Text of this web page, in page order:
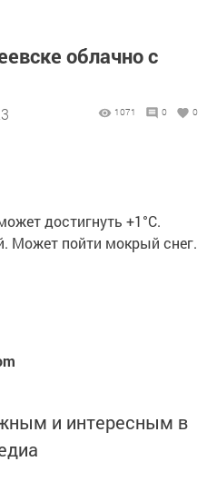
облачно с
1071 0 0
достигнуть +1°С.
Может пойти мокрый снег.
и интересным в